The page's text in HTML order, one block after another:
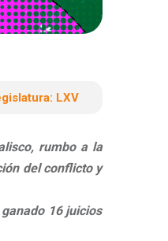
LXV
rumbo a la
del conflicto y
16 juicios